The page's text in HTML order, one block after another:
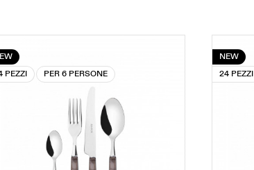
PEZZI
PER 6 PERSONE
NEW
24 PEZZI